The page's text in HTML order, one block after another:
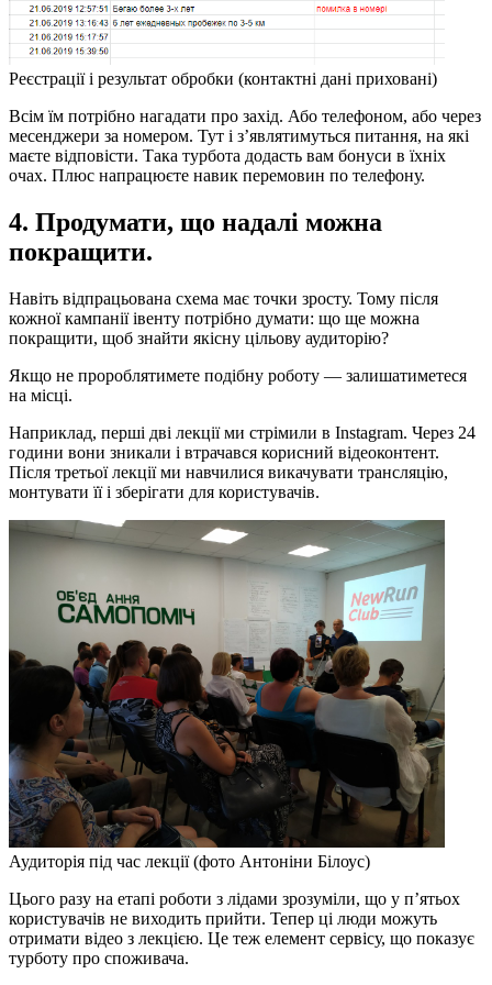
Реєстрації і результат обробки (контактні дані приховані)
Всім їм потрібно нагадати про захід. Або телефоном, або через
месенджери за номером. Тут і з’являтимуться питання, на які
маєте відповісти. Така турбота додасть вам бонуси в їхніх
очах. Плюс напрацюєте навик перемовин по телефону.
4. Продумати, що надалі можна
покращити.
Навіть відпрацьована схема має точки зросту. Тому після
кожної кампанії івенту потрібно думати: що ще можна
покращити, щоб знайти якісну цільову аудиторію?
Якщо не пророблятимете подібну роботу — залишатиметеся
на місці.
Наприклад, перші дві лекції ми стрімили в Instagram. Через 24
години вони зникали і втрачався корисний відеоконтент.
Після третьої лекції ми навчилися викачувати трансляцію,
монтувати її і зберігати для користувачів.
Аудиторія під час лекції (фото Антоніни Білоус)
Цього разу на етапі роботи з лідами зрозуміли, що у п’ятьох
користувачів не виходить прийти. Тепер ці люди можуть
отримати відео з лекцією. Це теж елемент сервісу, що показує
турботу про споживача.